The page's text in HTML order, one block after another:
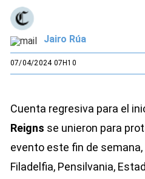
Jairo Rúa
07/04/2024 07H10
Cuenta regresiva para el
Reigns se unieron para
evento este fin de semana,
Filadelfia, Pensilvania,